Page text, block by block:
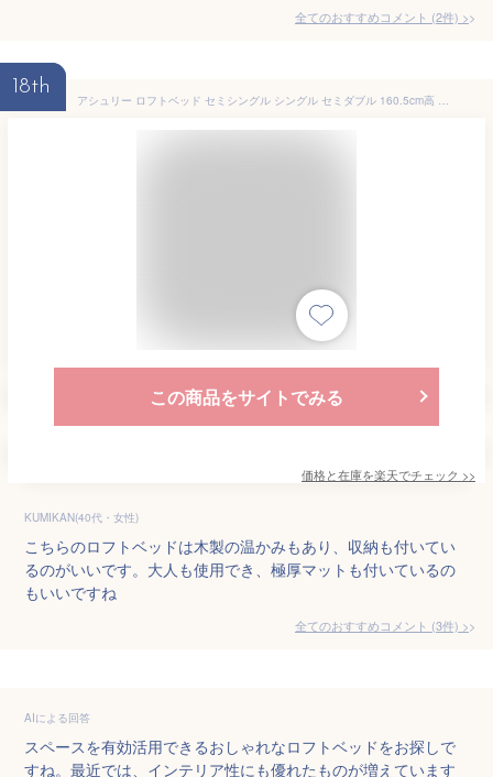
全てのおすすめコメント (2件) >
18th
アシュリー ロフトベッド セミシングル シングル セミダブル 160.5cm高 シェルフ ベッド下有効活用 ハシゴ 棚付き ロフトベッド単品 11cm厚マットセット|ディスプレイ収納 ベッド ベット 収納 収納付き木製 子供部屋 ロフト子供 大人用
この商品をサイトでみる
価格と在庫を楽天でチェック >>
KUMIKAN(40代・女性)
こちらのロフトベッドは木製の温かみもあり、収納も付いてい
るのがいいです。大人も使用でき、極厚マットも付いているの
もいいですね
全てのおすすめコメント (3件) >
AIによる回答
スペースを有効活用できるおしゃれなロフトベッドをお探しで
すね。最近では、インテリア性にも優れたものが増えています